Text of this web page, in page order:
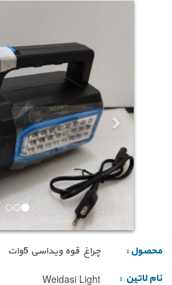
محصول :
چراغ قوه ویداسی 5وات
نام لاتین :
Weidasi Light